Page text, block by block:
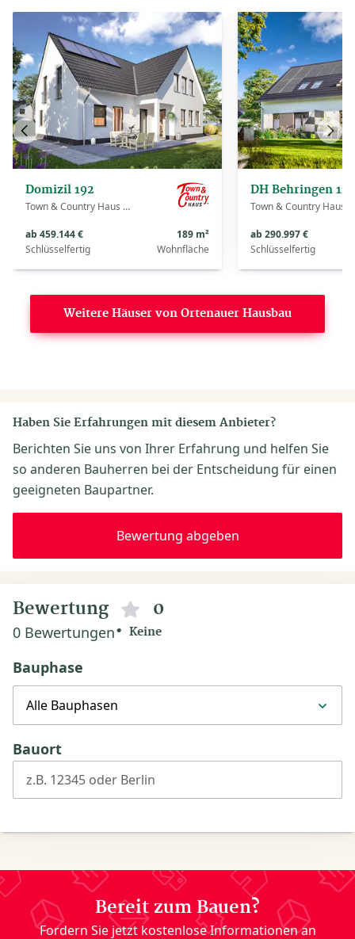
Domizil 192
Town & Country Haus Deutschland
ab 459.144 €
Schlüsselfertig
189 m²
Wohnfläche
DH Behringen 116
ab 290.997 €
Schlüsselfertig
Vorheriges
Haus
Haus
Weitere Häuser von Ortenauer Hausbau
Haben Sie Erfahrungen mit diesem Anbieter?
Berichten Sie uns von Ihrer Erfahrung und helfen Sie
so anderen Bauherren bei der Entscheidung für einen
geeigneten Baupartner.
Bewertung abgeben
Bewertung 0
0 Bewertungen Keine
Bauphase
Alle Bauphasen
Bauort
z.B. 12345 oder Berlin
Bereit zum Bauen?
Fordern Sie jetzt kostenlose Informationen an